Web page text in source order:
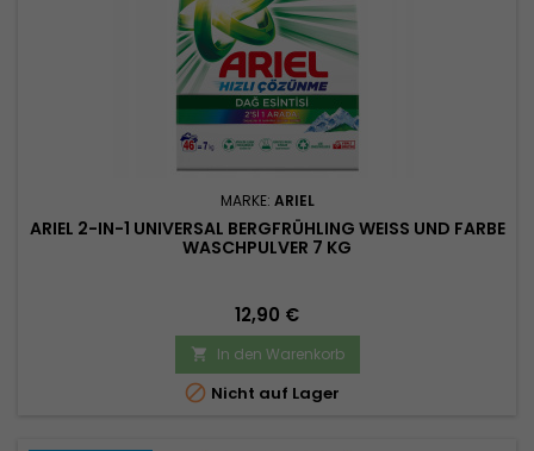
MARKE: ARIEL
ARIEL 2-IN-1 UNIVERSAL BERGFRÜHLING WEISS UND FARBE W
ASCHPULVER 7 KG
Preis
12,90 €
 In den Warenkorb
 Nicht auf Lager